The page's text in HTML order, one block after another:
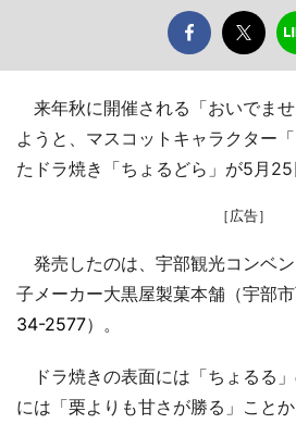
来年秋に開催される「おいでま
ようと、マスコットキャラクター
たドラ焼き「ちょるどら」が5月25
［広告］
発売したのは、宇部観光コンベ
子メーカー大黒屋製菓本舗（宇部
34-2577）。
ドラ焼きの表面には「ちょるる
には「栗よりも甘さが勝る」こと